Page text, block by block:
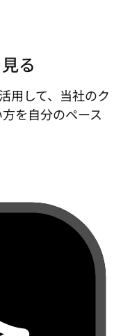
る
用して、当社のク
を自分のペース